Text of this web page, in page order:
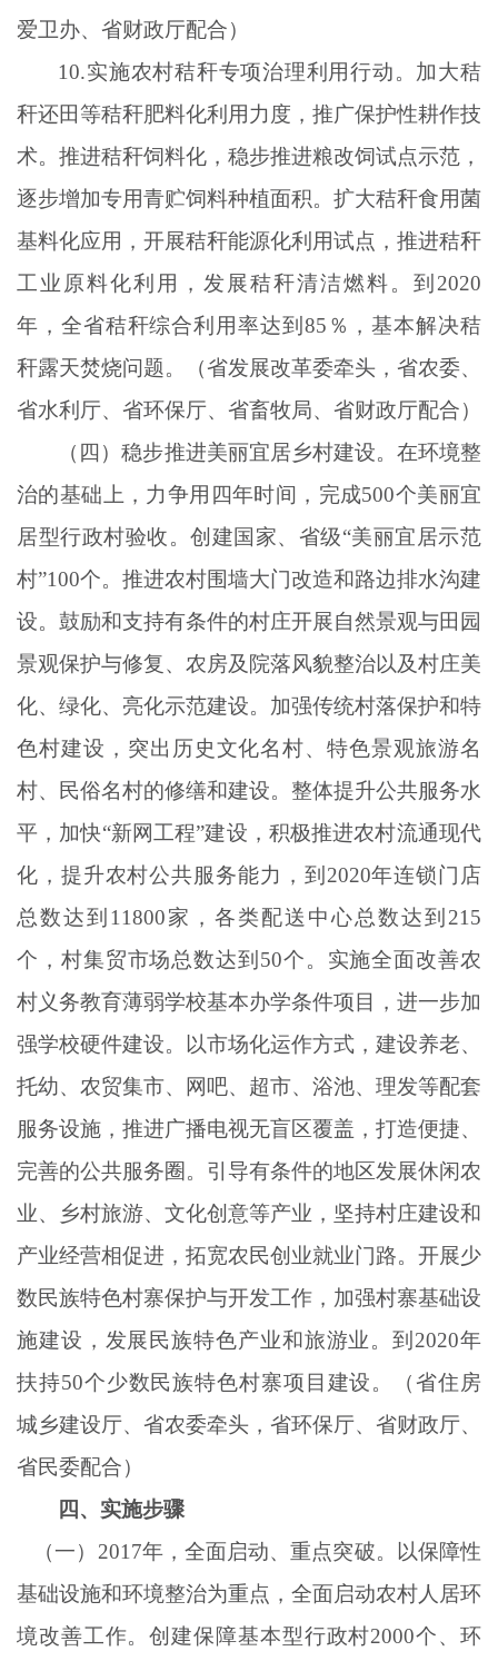
爱卫办、省财政厅配合）
10.实施农村秸秆专项治理利用行动。加大秸
秆还田等秸秆肥料化利用力度，推广保护性耕作技
术。推进秸秆饲料化，稳步推进粮改饲试点示范，
逐步增加专用青贮饲料种植面积。扩大秸秆食用菌
基料化应用，开展秸秆能源化利用试点，推进秸秆
工业原料化利用，发展秸秆清洁燃料。到2020
年，全省秸秆综合利用率达到85％，基本解决秸
秆露天焚烧问题。（省发展改革委牵头，省农委、
省水利厅、省环保厅、省畜牧局、省财政厅配合）
（四）稳步推进美丽宜居乡村建设。在环境整
治的基础上，力争用四年时间，完成500个美丽宜
居型行政村验收。创建国家、省级“美丽宜居示范
村”100个。推进农村围墙大门改造和路边排水沟建
设。鼓励和支持有条件的村庄开展自然景观与田园
景观保护与修复、农房及院落风貌整治以及村庄美
化、绿化、亮化示范建设。加强传统村落保护和特
色村建设，突出历史文化名村、特色景观旅游名
村、民俗名村的修缮和建设。整体提升公共服务水
平，加快“新网工程”建设，积极推进农村流通现代
化，提升农村公共服务能力，到2020年连锁门店
总数达到11800家，各类配送中心总数达到215
个，村集贸市场总数达到50个。实施全面改善农
村义务教育薄弱学校基本办学条件项目，进一步加
强学校硬件建设。以市场化运作方式，建设养老、
托幼、农贸集市、网吧、超市、浴池、理发等配套
服务设施，推进广播电视无盲区覆盖，打造便捷、
完善的公共服务圈。引导有条件的地区发展休闲农
业、乡村旅游、文化创意等产业，坚持村庄建设和
产业经营相促进，拓宽农民创业就业门路。开展少
数民族特色村寨保护与开发工作，加强村寨基础设
施建设，发展民族特色产业和旅游业。到2020年
扶持50个少数民族特色村寨项目建设。（省住房
城乡建设厅、省农委牵头，省环保厅、省财政厅、
省民委配合）
四、实施步骤
（一） 2017年，全面启动、重点突破。以保障性
基础设施和环境整治为重点，全面启动农村人居环
境改善工作。创建保障基本型行政村2000个、环